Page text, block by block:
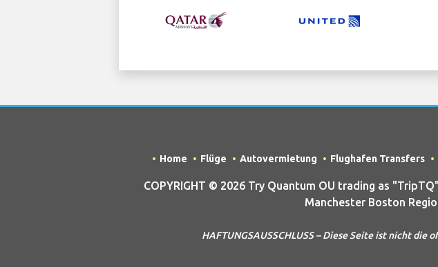
Home Flüge Autovermietung Flughafen Transfers
COPYRIGHT © 2026 Try Quantum OU trading as
Manchester Boston
HAFTUNGSAUSSCHLUSS – Diese Seite ist nicht